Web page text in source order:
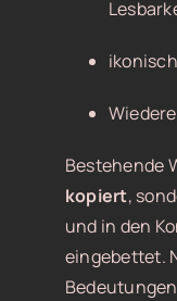
Bestehende
kopiert,
und in den
eingebettet.